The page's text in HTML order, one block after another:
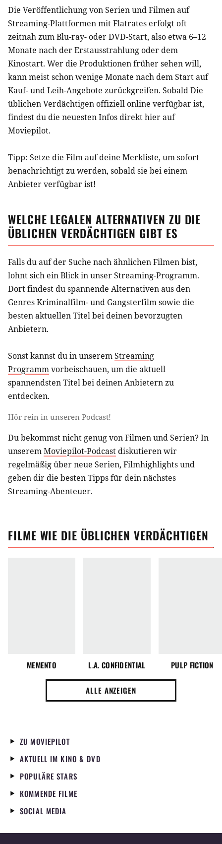
Die Veröffentlichung von Serien und Filmen auf
Streaming-Plattformen mit Flatrates erfolgt oft
zeitnah zum Blu-ray- oder DVD-Start, also etwa 6–12
Monate nach der Erstausstrahlung oder dem
Kinostart. Wer die Produktionen früher sehen will,
kann meist schon wenige Monate nach dem Start auf
Kauf- und Leih-Angebote zurückgreifen. SobaldDie
üblichen Verdächtigen offiziell online verfügbar ist,
findest du die neuesten Infos direkt hier auf
Moviepilot.
Tipp: Setze die Filmauf deine Merkliste, um sofort
benachrichtigt zu werden, sobald sie bei einem
Anbieter verfügbar ist!
WELCHE LEGALEN ALTERNATIVEN ZU DIE
ÜBLICHEN VERDÄCHTIGEN GIBT ES
Falls du auf der Suche nach ähnlichenFilmenbist,
lohnt sich ein Blick in unser Streaming-Programm.
Dort findest du spannende Alternativen aus den
Genres Kriminalfilm- und Gangsterfilmsowie die
besten aktuellen Titel bei deinen bevorzugten
Anbietern.
Sonst kannst du in unseremStreaming
Programmvorbeischauen, um die aktuell
spannendsten Titel bei deinen Anbietern zu
entdecken.
Hör rein in unseren Podcast!
Du bekommst nicht genug von Filmen und Serien? In
unseremMoviepilot-Podcast diskutieren wir
regelmäßig über neue Serien, Filmhighlights und
geben dir die besten Tipps für dein nächstes
Streaming-Abenteuer.
FILME WIE DIE ÜBLICHEN VERDÄCHTIGEN
MEMENTO L.A. CONFIDENTIAL PULP FICTION
ALLE ANZEIGEN
ZU MOVIEPILOT
AKTUELL IM KINO & DVD
POPULÄRE STARS
KOMMENDE FILME
SOCIAL MEDIA